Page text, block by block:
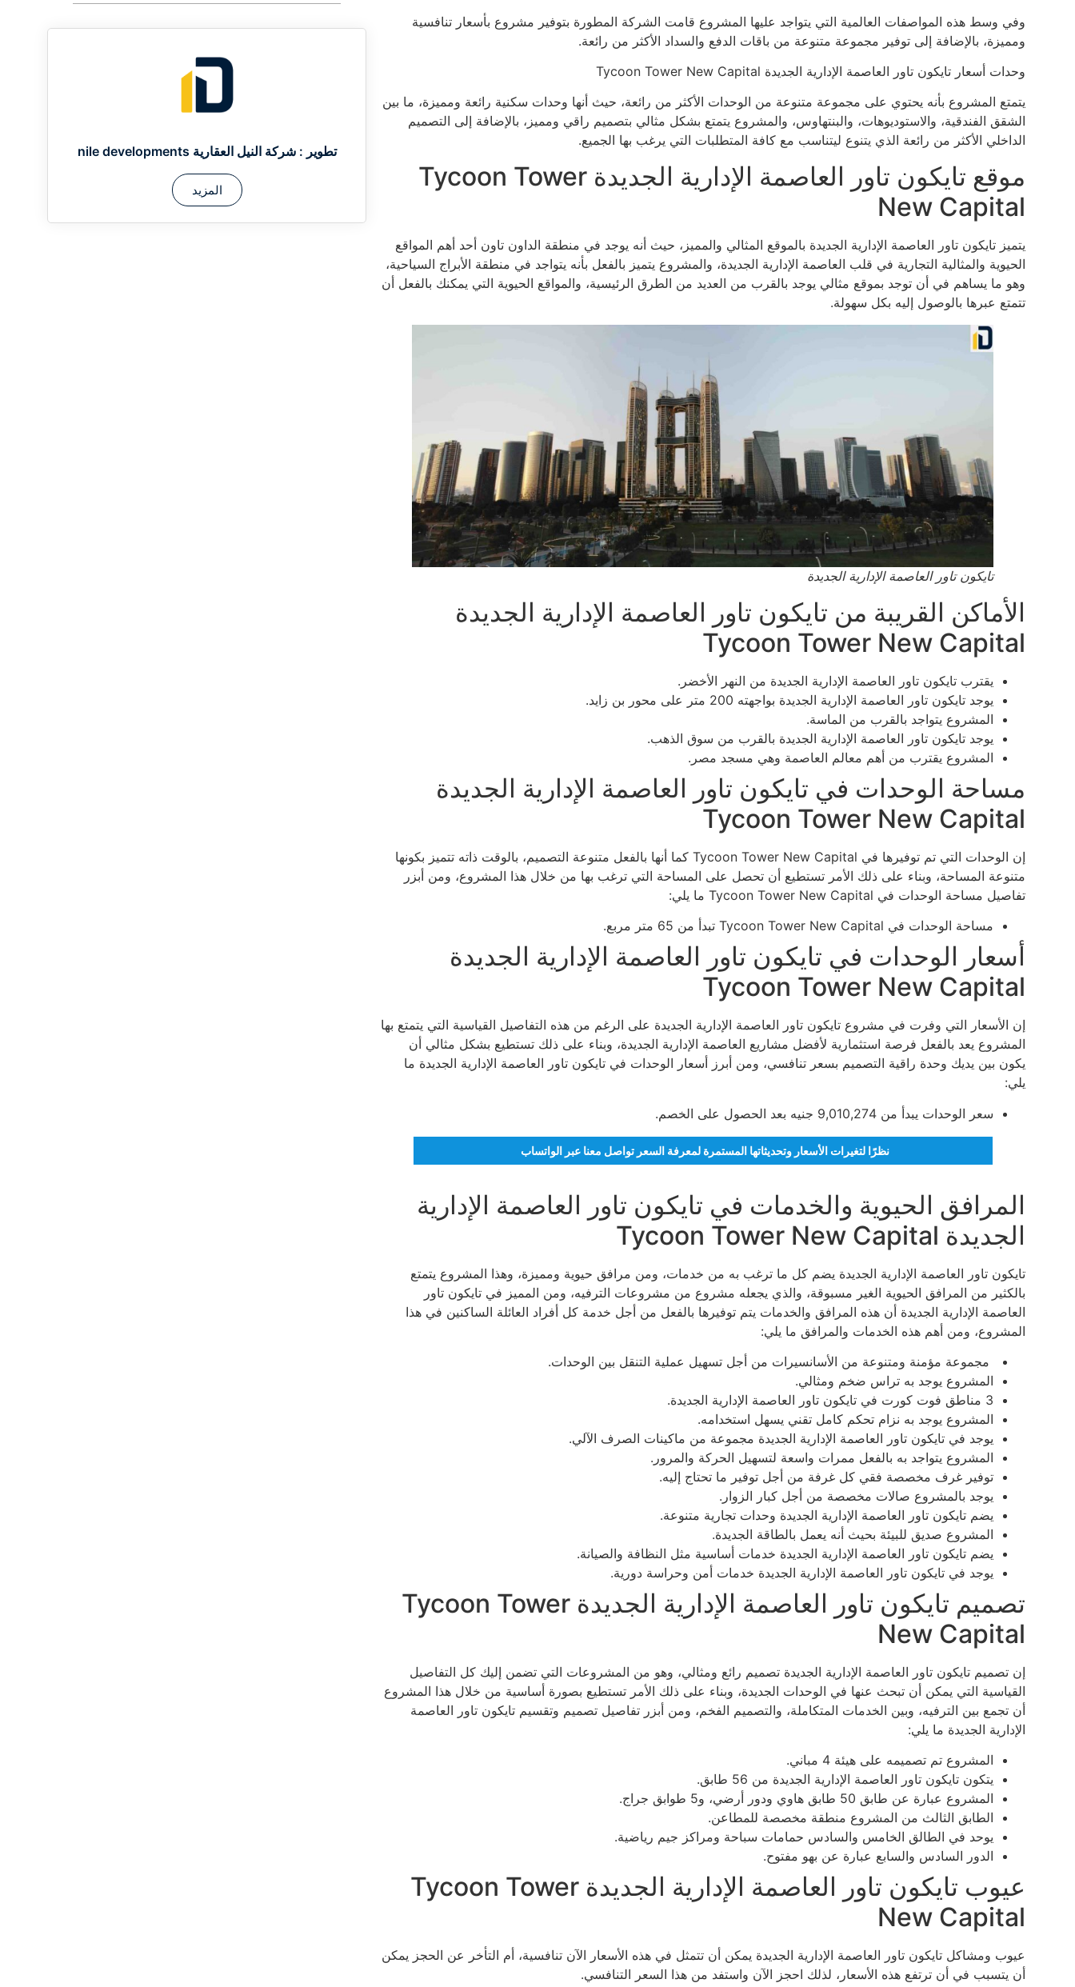
وفي وسط هذه المواصفات العالمية التي يتواجد عليها المشروع قامت الشركة المطورة بتوفير مشروع بأسعار تنافسية
ومميزة، بالإضافة إلى توفير مجموعة متنوعة من باقات الدفع والسداد الأكثر من رائعة.
وحدات أسعار تايكون تاور العاصمة الإدارية الجديدة Tycoon Tower New Capital
يتمتع المشروع بأنه يحتوي على مجموعة متنوعة من الوحدات الأكثر من رائعة، حيث أنها وحدات سكنية رائعة ومميزة، ما بين
الشقق الفندقية، والاستوديوهات، والبنتهاوس، والمشروع يتمتع بشكل مثالي بتصميم راقي ومميز، بالإضافة إلى التصميم
الداخلي الأكثر من رائعة الذي يتنوع ليتناسب مع كافة المتطلبات التي يرغب بها الجميع.
موقع تايكون تاور العاصمة الإدارية الجديدة Tycoon Tower
New Capital
يتميز تايكون تاور العاصمة الإدارية الجديدة بالموقع المثالي والمميز، حيث أنه يوجد في منطقة الداون تاون أحد أهم المواقع
الحيوية والمثالية التجارية في قلب العاصمة الإدارية الجديدة، والمشروع يتميز بالفعل بأنه يتواجد في منطقة الأبراج السياحية،
وهو ما يساهم في أن توجد بموقع مثالي يوجد بالقرب من العديد من الطرق الرئيسية، والمواقع الحيوية التي يمكنك بالفعل أن
تتمتع عبرها بالوصول إليه بكل سهولة.
تايكون تاور العاصمة الإدارية الجديدة
الأماكن القريبة من تايكون تاور العاصمة الإدارية الجديدة
Tycoon Tower New Capital
يقترب تايكون تاور العاصمة الإدارية الجديدة من النهر الأخضر.
يوجد تايكون تاور العاصمة الإدارية الجديدة بواجهته 200 متر على محور بن زايد.
المشروع يتواجد بالقرب من الماسة.
يوجد تايكون تاور العاصمة الإدارية الجديدة بالقرب من سوق الذهب.
المشروع يقترب من أهم معالم العاصمة وهي مسجد مصر.
مساحة الوحدات في تايكون تاور العاصمة الإدارية الجديدة
Tycoon Tower New Capital
إن الوحدات التي تم توفيرها في Tycoon Tower New Capital كما أنها بالفعل متنوعة التصميم، بالوقت ذاته تتميز بكونها
متنوعة المساحة، وبناء على ذلك الأمر تستطيع أن تحصل على المساحة التي ترغب بها من خلال هذا المشروع، ومن أبزر
تفاصيل مساحة الوحدات في Tycoon Tower New Capital ما يلي:
مساحة الوحدات في Tycoon Tower New Capital تبدأ من 65 متر مربع.
أسعار الوحدات في تايكون تاور العاصمة الإدارية الجديدة
Tycoon Tower New Capital
إن الأسعار التي وفرت في مشروع تايكون تاور العاصمة الإدارية الجديدة على الرغم من هذه التفاصيل القياسية التي يتمتع بها
المشروع يعد بالفعل فرصة استثمارية لأفضل مشاريع العاصمة الإدارية الجديدة، وبناء على ذلك تستطيع بشكل مثالي أن
يكون بين يديك وحدة راقية التصميم بسعر تنافسي، ومن أبرز أسعار الوحدات في تايكون تاور العاصمة الإدارية الجديدة ما
يلي:
سعر الوحدات يبدأ من 9,010,274 جنيه بعد الحصول على الخصم.
نظرًا لتغيرات الأسعار وتحديثاتها المستمرة لمعرفة السعر تواصل معنا عبر الواتساب
المرافق الحيوية والخدمات في تايكون تاور العاصمة الإدارية
الجديدة Tycoon Tower New Capital
تايكون تاور العاصمة الإدارية الجديدة يضم كل ما ترغب به من خدمات، ومن مرافق حيوية ومميزة، وهذا المشروع يتمتع
بالكثير من المرافق الحيوية الغير مسبوقة، والذي يجعله مشروع من مشروعات الترفيه، ومن المميز في تايكون تاور
العاصمة الإدارية الجديدة أن هذه المرافق والخدمات يتم توفيرها بالفعل من أجل خدمة كل أفراد العائلة الساكنين في هذا
المشروع، ومن أهم هذه الخدمات والمرافق ما يلي:
مجموعة مؤمنة ومتنوعة من الأسانسيرات من أجل تسهيل عملية التنقل بين الوحدات.
المشروع يوجد به تراس ضخم ومثالي.
3 مناطق فوت كورت في تايكون تاور العاصمة الإدارية الجديدة.
المشروع يوجد به نزام تحكم كامل تقني يسهل استخدامه.
يوجد في تايكون تاور العاصمة الإدارية الجديدة مجموعة من ماكينات الصرف الآلي.
المشروع يتواجد به بالفعل ممرات واسعة لتسهيل الحركة والمرور.
توفير غرف مخصصة فقي كل غرفة من أجل توفير ما تحتاج إليه.
يوجد بالمشروع صالات مخصصة من أجل كبار الزوار.
يضم تايكون تاور العاصمة الإدارية الجديدة وحدات تجارية متنوعة.
المشروع صديق للبيئة بحيث أنه يعمل بالطاقة الجديدة.
يضم تايكون تاور العاصمة الإدارية الجديدة خدمات أساسية مثل النظافة والصيانة.
يوجد في تايكون تاور العاصمة الإدارية الجديدة خدمات أمن وحراسة دورية.
تصميم تايكون تاور العاصمة الإدارية الجديدة Tycoon Tower
New Capital
إن تصميم تايكون تاور العاصمة الإدارية الجديدة تصميم رائع ومثالي، وهو من المشروعات التي تضمن إليك كل التفاصيل
القياسية التي يمكن أن تبحث عنها في الوحدات الجديدة، وبناء على ذلك الأمر تستطيع بصورة أساسية من خلال هذا المشروع
أن تجمع بين الترفيه، وبين الخدمات المتكاملة، والتصميم الفخم، ومن أبزر تفاصيل تصميم وتقسيم تايكون تاور العاصمة
الإدارية الجديدة ما يلي:
المشروع تم تصميمه على هيئة 4 مباني.
يتكون تايكون تاور العاصمة الإدارية الجديدة من 56 طابق.
المشروع عبارة عن طابق 50 طابق هاوي ودور أرضي، و5 طوابق جراج.
الطابق الثالث من المشروع منطقة مخصصة للمطاعن.
يوحد في الطالق الخامس والسادس حمامات سباحة ومراكز جيم رياضية.
الدور السادس والسابع عبارة عن بهو مفتوح.
عيوب تايكون تاور العاصمة الإدارية الجديدة Tycoon Tower
New Capital
عيوب ومشاكل تايكون تاور العاصمة الإدارية الجديدة يمكن أن تتمثل في هذه الأسعار الآن تنافسية، أم التأخر عن الحجز يمكن
أن يتسبب في أن ترتفع هذه الأسعار، لذلك احجز الآن واستفد من هذا السعر التنافسي.
تطوير :شركة النيل العقارية nile developments
المزيد